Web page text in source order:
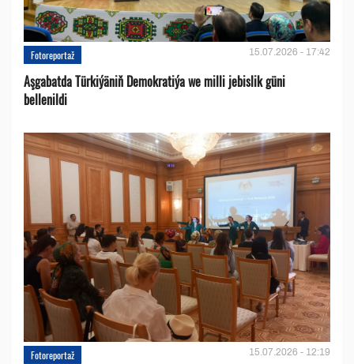
Fotoreportaž 15.07.2026 - 17:42
Aşgabatda Türkiýäniň Demokratiýa we milli jebislik güni
bellenildi
Fotoreportaž 15.07.2026 - 12:19